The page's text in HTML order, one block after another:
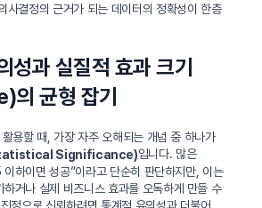
사결정의 근거가 되는 데이터의 정확성이 한층
성과 실질적 효과 크기
균형 잡기
활용할 때, 가장 자주 오해되는 개념 중 하나가
Significance)입니다. 많은
하이면 성공”이라고 단순히 판단하지만, 이는
하거나 실제 비즈니스 효과를 오독하게 만들 수